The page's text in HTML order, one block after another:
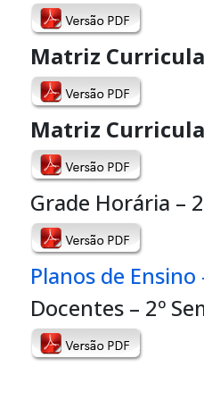
Matriz
Matriz
Grade Horária –
Planos de
Docentes – 2º